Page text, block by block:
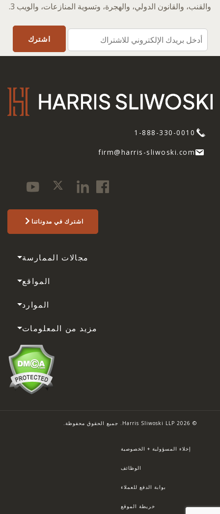
والقنب، والقانون الدولي، والهجرة، وتسوية المنازعات، والويب 3.
1-888-330-0010
firm@harris-sliwoski.com
اشترك في مدوناتنا
مجالات الممارسة
المواقع
الموارد
مزيد من المعلومات
© 2026 Harris Sliwoski LLP. جميع الحقوق محفوظة.
إخلاء المسؤولية + الخصوصية
الوظائف
بوابة الدفع للعملاء
خريطة الموقع